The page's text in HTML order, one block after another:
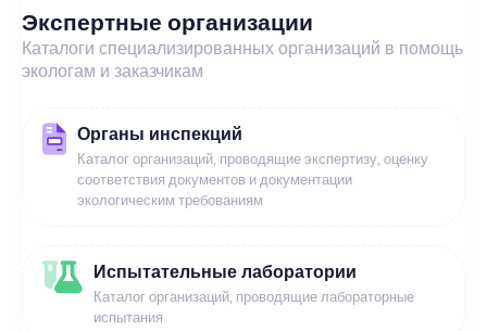
Экспертные организации
Каталоги специализированных организаций в помощь
экологам и заказчикам
Органы инспекций
Каталог организаций, проводящие экспертизу, оценку
соответствия документов и документации
экологическим требованиям
Испытательные лаборатории
Каталог организаций, проводящие лабораторные
испытания